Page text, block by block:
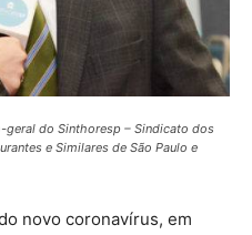
geral do Sinthoresp – Sindicato dos
e Similares de São Paulo e
novo coronavírus, em